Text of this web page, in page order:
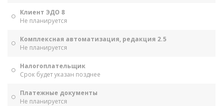
Клиент ЭДО 8
Не планируется
Комплексная автоматизация, редакция 2.5
Не планируется
Налогоплательщик
Срок будет указан позднее
Платежные документы
Не планируется